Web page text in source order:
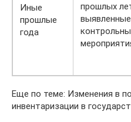
Иные
прошлые
года
прошлых
Еще по теме: Изменения в
инвентаризации в